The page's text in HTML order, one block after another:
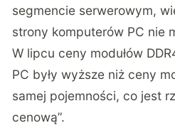
segmencie serwerowym,
strony komputerów PC nie
W lipcu ceny modułów
PC były wyższe niż ceny
samej pojemności, co jest
cenową”.